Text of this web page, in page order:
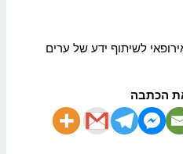
הכתבה